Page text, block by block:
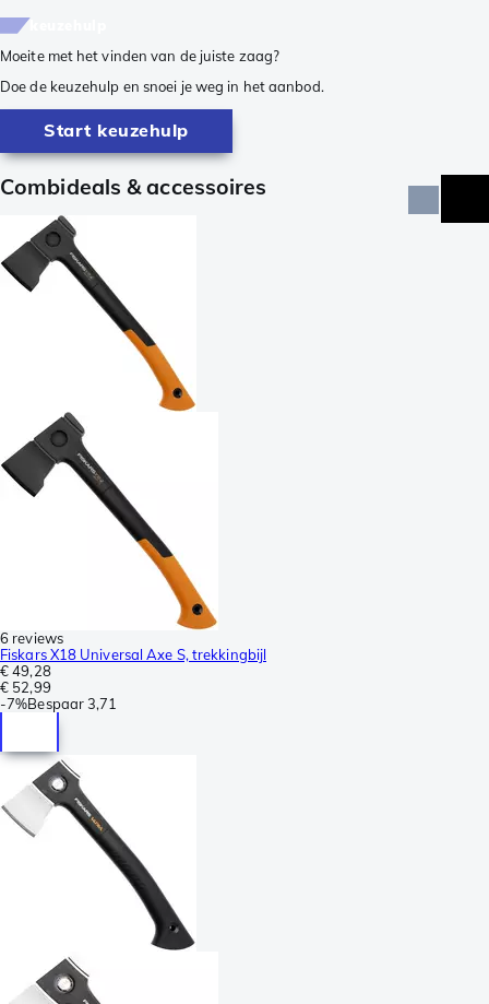
Moeite met het vinden van de juiste zaag?
Doe de keuzehulp en snoei je weg in het aanbod.
Start keuzehulp
Combideals & accessoires
6 reviews
Fiskars X18 Universal Axe S, trekkingbijl
€ 49,28
€ 52,99
-7%Bespaar3,71